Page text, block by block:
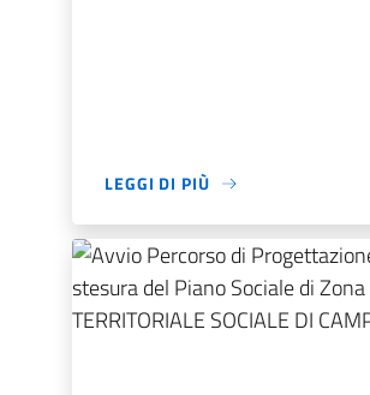
LEGGI DI PIÙ